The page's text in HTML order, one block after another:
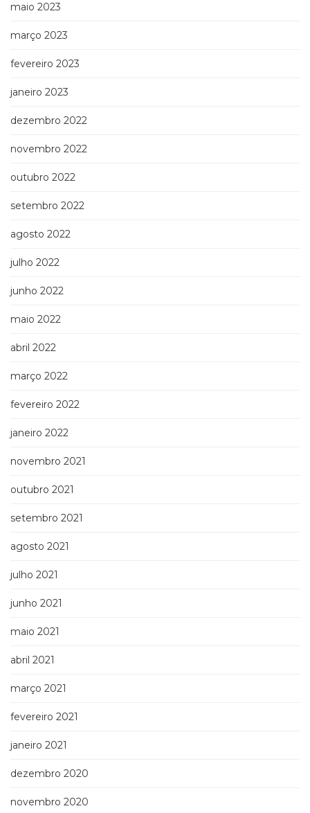
maio 2023
março 2023
fevereiro 2023
janeiro 2023
dezembro 2022
novembro 2022
outubro 2022
setembro 2022
agosto 2022
julho 2022
junho 2022
maio 2022
abril 2022
março 2022
fevereiro 2022
janeiro 2022
novembro 2021
outubro 2021
setembro 2021
agosto 2021
julho 2021
junho 2021
maio 2021
abril 2021
março 2021
fevereiro 2021
janeiro 2021
dezembro 2020
novembro 2020